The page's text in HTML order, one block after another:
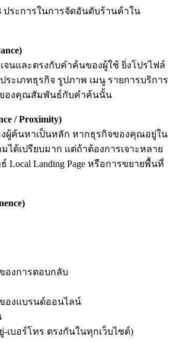
ประการในการจัดอันดับร้านค้าใน
นและตรงกับคำค้นของผู้ใช้ ยิ่งโปรไฟล์
ะเภทธุรกิจ รูปภาพ เมนู รายการบริการ
ของคุณสัมพันธ์กับคำค้นนั้น
/ Proximity)
งผู้ค้นหาเป็นหลัก หากธุรกิจของคุณอยู่ใน
ได้เปรียบมาก แต่ถ้าต้องการเจาะหลาย
Landing Page หรือการขยายพื้นที่
องการตอบกลับ
องแบรนด์ออนไลน์
-เบอร์โทร ตรงกันในทุกเว็บไซต์)